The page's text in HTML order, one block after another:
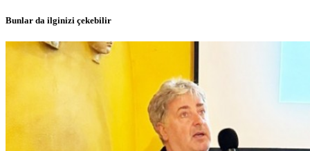
Bunlar da ilginizi çekebilir